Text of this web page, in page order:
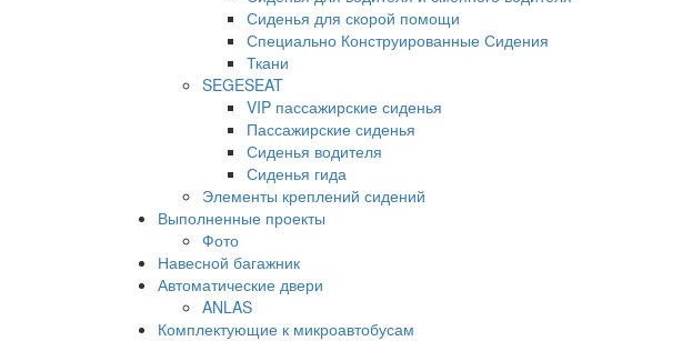
Сиденья для скорой помощи
Специально Конструированные Сидения
Ткани
SEGESEAT
VIP пассажирские сиденья
Пассажирские сиденья
Сиденья водителя
Сиденья гида
Элементы креплений сидений
Выполненные проекты
Фото
Навесной багажник
Автоматические двери
ANLAS
Комплектующие к микроавтобусам